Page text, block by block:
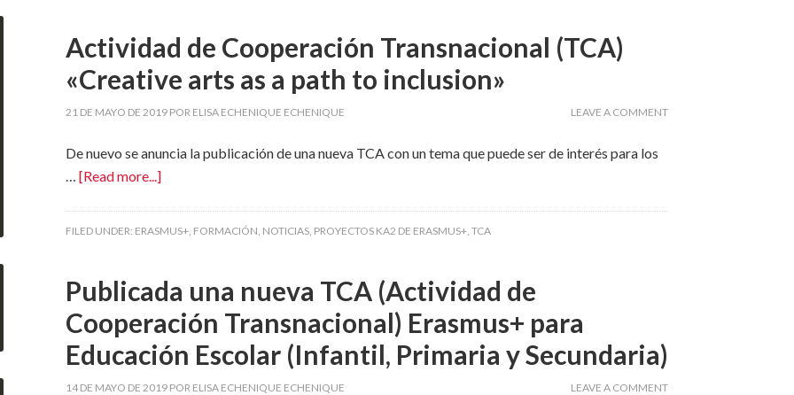
Actividad de Cooperación Transnacional (TCA)
«Creative arts as a path to inclusion»
21 DE MAYO DE 2019 POR ELISA ECHENIQUE ECHENIQUE LEAVE A COMMENT
De nuevo se anuncia la publicación de una nueva TCA con un tema que puede ser de interés para los
… [Read more...]
FILED UNDER: ERASMUS+, FORMACIÓN, NOTICIAS, PROYECTOS KA2 DE ERASMUS+, TCA
Publicada una nueva TCA (Actividad de
Cooperación Transnacional) Erasmus+ para
Educación Escolar (Infantil, Primaria y Secundaria)
14 DE MAYO DE 2019 POR ELISA ECHENIQUE ECHENIQUE LEAVE A COMMENT